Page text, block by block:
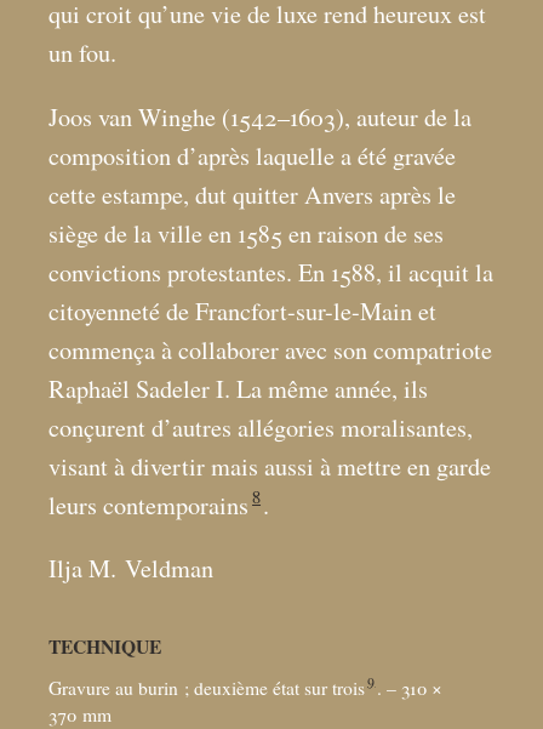
qui croit qu’une vie de luxe rend heureux est
un fou.
Joos van Winghe (1542–1603), auteur de la
composition d’après laquelle a été gravée
cette estampe, dut quitter Anvers après le
siège de la ville en 1585 en raison de ses
convictions protestantes. En 1588, il acquit la
citoyenneté de Francfort-sur-le-Main et
commença à collaborer avec son compatriote
Raphaël Sadeler I. La même année, ils
conçurent d’autres allégories moralisantes,
visant à divertir mais aussi à mettre en garde
leurs contemporains 8.
Ilja M. Veldman
TECHNIQUE
Gravure au burin ; deuxième état sur trois9 . – 310 ×
370 mm